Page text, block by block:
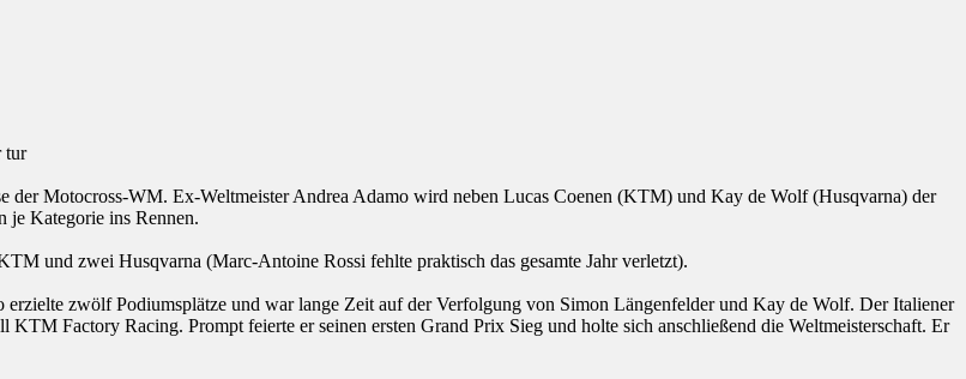
der Motocross-WM. Ex-Weltmeister Andrea Adamo wird neben Lucas Coenen (KTM) und Kay de Wolf (Husqvarna) der
je Kategorie ins Rennen.
und zwei Husqvarna (Marc-Antoine Rossi fehlte praktisch das gesamte Jahr verletzt).
zwölf Podiumsplätze und war lange Zeit auf der Verfolgung von Simon Längenfelder und Kay de Wolf. Der Italiener
Factory Racing. Prompt feierte er seinen ersten Grand Prix Sieg und holte sich anschließend die Weltmeisterschaft. Er